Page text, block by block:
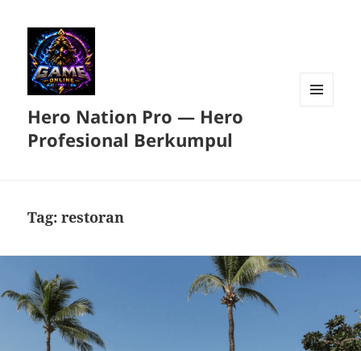
Hero Nation Pro — Hero
Profesional Berkumpul
Tag:restoran